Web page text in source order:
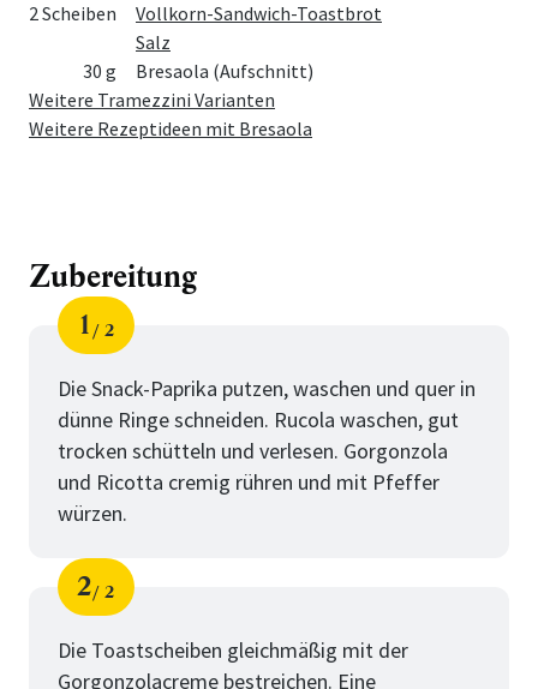
2 Scheiben
Vollkorn-Sandwich-Toastbrot
Salz
30 g
Bresaola (Aufschnitt)
Weitere Tramezzini Varianten
Weitere Rezeptideen mit Bresaola
Zubereitung
Schritt
1
von
2
Die Snack-Paprika putzen, waschen und quer in
dünne Ringe schneiden. Rucola waschen, gut
trocken schütteln und verlesen. Gorgonzola
und Ricotta cremig rühren und mit Pfeffer
würzen.
Schritt
2
von
2
Die Toastscheiben gleichmäßig mit der
Gorgonzolacreme bestreichen. Eine